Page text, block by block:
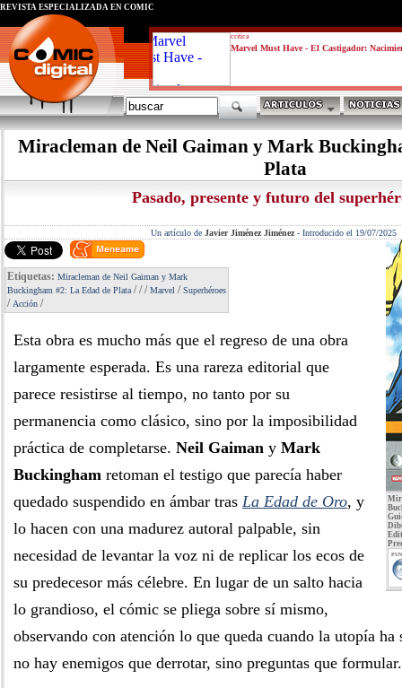
critica
Marvel Must Have - El Castigador:
REVISTA ESPECIALIZADA EN CÓMIC
Miracleman de Neil Gaiman y Mark
Plata
Pasado, presente y futuro del
Un artículo de Javier Jiménez Jiménez- Introducido el 19/07/2025
Etiquetas: Miracleman de Neil Gaiman y Mark
Buckingham #2: La Edad de Plata ///Marvel /Superhéroes
/ Acción /
Esta obra es mucho más que el regreso de una obra
largamente esperada. Es una rareza editorial que
parece resistirse al tiempo, no tanto por su
permanencia como clásico, sino por la imposibilidad
práctica de completarse. Neil Gaiman y Mark
Buckingham retoman el testigo que parecía haber
quedado suspendido en ámbar tras La Edad de Oro, y
lo hacen con una madurez autoral palpable, sin
necesidad de levantar la voz ni de replicar los ecos de
su predecesor más célebre. En lugar de un salto hacia
lo grandioso, el cómic se pliega sobre sí mismo,
observando con atención lo que queda cuando la utopía
no hay enemigos que derrotar, sino preguntas que formular.